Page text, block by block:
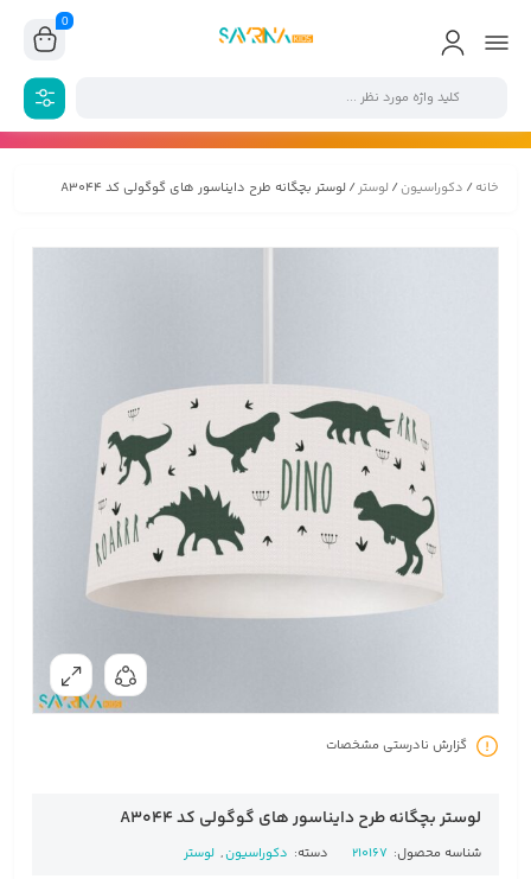
0
خانه/ دکوراسیون/ لوستر/ لوستر بچگانه طرح دایناسور های گوگولی کد A3044
گزارش نادرستی مشخصات
لوستر بچگانه طرح دایناسور های گوگولی کد A3044
شناسه محصول: 210167 دسته: دکوراسیون, لوستر